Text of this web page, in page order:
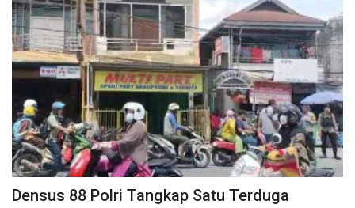
Densus 88 Polri Tangkap Satu Terduga